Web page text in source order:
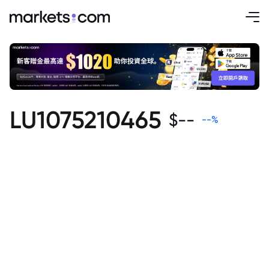
LU1075210465 $-- --%